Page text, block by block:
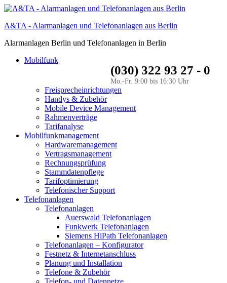
A&TA - Alarmanlagen und Telefonanlagen aus Berlin
Alarmanlagen Berlin und Telefonanlagen in Berlin
(030) 322 93 27 - 0
Mo.-Fr. 9:00 bis 16:30 Uhr
Mobilfunk
Freisprecheinrichtungen
Handys & Zubehör
Mobile Device Management
Rahmenverträge
Tarifanalyse
Mobilfunkmanagement
Hardwaremanagement
Vertragsmanagement
Rechnungsprüfung
Stammdatenpflege
Tarifoptimierung
Telefonischer Support
Telefonanlagen
Telefonanlagen
Auerswald Telefonanlagen
Funkwerk Telefonanlagen
Siemens HiPath Telefonanlagen
Telefonanlagen – Konfigurator
Festnetz & Internetanschluss
Planung und Installation
Telefone & Zubehör
Telefon- und Datennetze